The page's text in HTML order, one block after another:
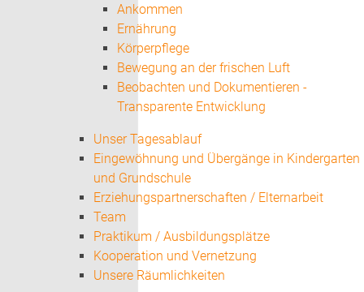
Ankommen
Ernährung
Körperpflege
Bewegung an der frischen Luft
Beobachten und Dokumentieren -
Transparente Entwicklung
Unser Tagesablauf
Eingewöhnung und Übergänge in Kindergarten
und Grundschule
Erziehungspartnerschaften / Elternarbeit
Team
Praktikum / Ausbildungsplätze
Kooperation und Vernetzung
Unsere Räumlichkeiten